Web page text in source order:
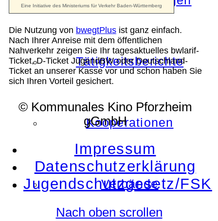
Tätigkeitsberichte
Kooperationen
Verbände
Die Nutzung von bwegtPlus ist ganz einfach.
Nach Ihrer Anreise mit dem öffentlichen
Nahverkehr zeigen Sie Ihr tagesaktuelles bwlarif-
Ticket, D-Ticket JugendBW oder Deutschland-
Ticket an unserer Kasse vor und schon haben Sie
sich Ihren Vorteil gesichert.
© Kommunales Kino Pforzheim
gGmbH
Impressum
Datenschutzerklärung
Jugendschutzgesetz/FSK
Nach oben scrollen